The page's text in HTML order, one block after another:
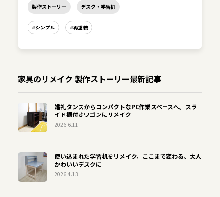
製作ストーリー デスク・学習机
#シンプル #再塗装
家具のリメイク 製作ストーリー最新記事
婚礼タンスからコンパクトなPC作業スペースへ。スラ
イド棚付きワゴンにリメイク
2026.6.11
使い込まれた学習机をリメイク。ここまで変わる、大人
かわいいデスクに
2026.4.13